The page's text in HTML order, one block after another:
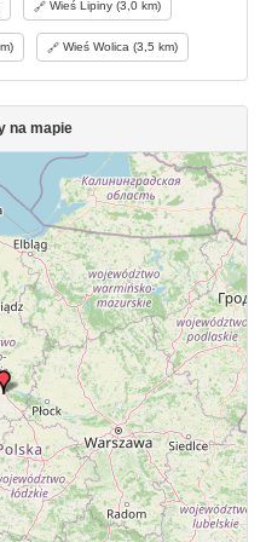
pałac w Brzezin, wzniósł
wprowadził wiele innych
dobra wienieckie, podzielone na
zwany, dawane bywały w
p. w. św. Mikołaja Bisk.,
kujawskich. W dok. z r.
i kanon, włocławski (Dok.
r. 1560 nowy został
w r. 1575. Gdy ten
r. wystawił nowy, z drzewa
bisk. sufr. Jana Dembowskiego
zniszczeniu, r. 1880
kościół murowany, według
romańskim, kosztem parafian,
Wzniesiono też nową
Aparaty kościelne ofiarowała
Parafią składają wsi i folwarki:
od r. 1822), Bachórka
r. 1884), Brzezie, Dolina (od r.
(od r. 1789, pisane także
Grzebielewo (1880),
Kąty (r. 1297 przez
w Brześciu),
Miączyńskiej, 1851 r.),
1857), Krzyżówki (1809),
Wieś Lipiny (3,0 km)
Wieś Wolica (3,5 km)
na mapie